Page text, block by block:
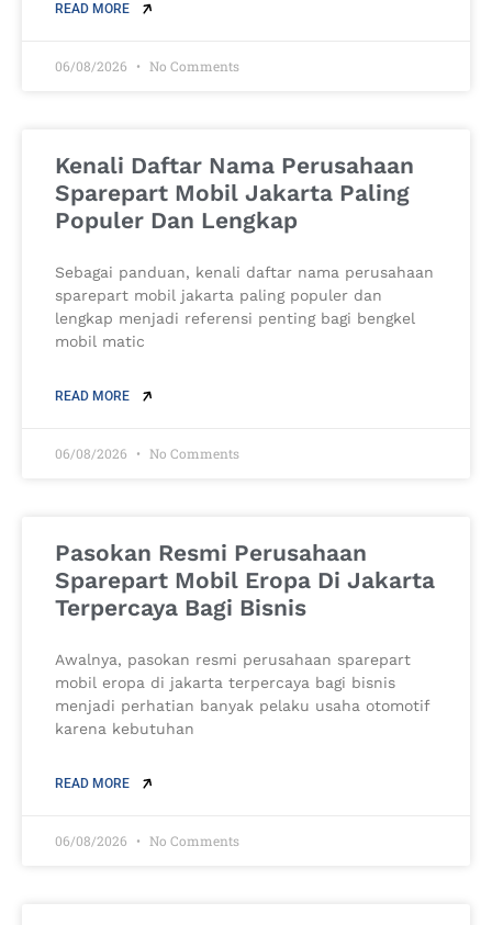
READ MORE
06/08/2026 No Comments
Kenali Daftar Nama Perusahaan
Sparepart Mobil Jakarta Paling
Populer Dan Lengkap
Sebagai panduan, kenali daftar nama perusahaan
sparepart mobil jakarta paling populer dan
lengkap menjadi referensi penting bagi bengkel
mobil matic
READ MORE
06/08/2026 No Comments
Pasokan Resmi Perusahaan
Sparepart Mobil Eropa Di Jakarta
Terpercaya Bagi Bisnis
Awalnya, pasokan resmi perusahaan sparepart
mobil eropa di jakarta terpercaya bagi bisnis
menjadi perhatian banyak pelaku usaha otomotif
karena kebutuhan
READ MORE
06/08/2026 No Comments